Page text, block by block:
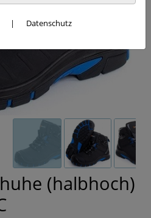
(halbhoch)
| Datenschutz